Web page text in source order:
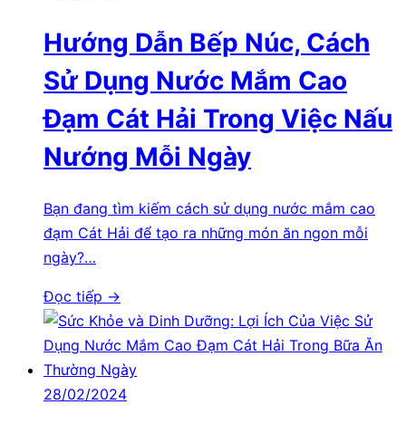
Hướng Dẫn Bếp Núc, Cách
Sử Dụng Nước Mắm Cao
Đạm Cát Hải Trong Việc Nấu
Nướng Mỗi Ngày
Bạn đang tìm kiếm cách sử dụng nước mắm cao
đạm Cát Hải để tạo ra những món ăn ngon mỗi
ngày?…
Đọc tiếp →
28/02/2024